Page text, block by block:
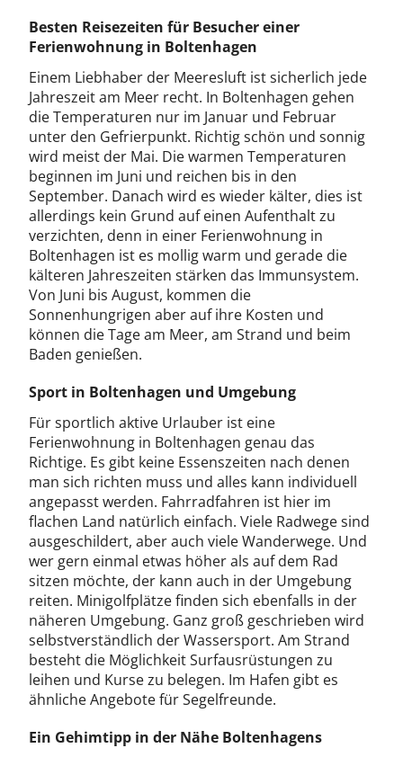
Besten Reisezeiten für Besucher einer
Ferienwohnung in Boltenhagen
Einem Liebhaber der Meeresluft ist sicherlich jede
Jahreszeit am Meer recht. In Boltenhagen gehen
die Temperaturen nur im Januar und Februar
unter den Gefrierpunkt. Richtig schön und sonnig
wird meist der Mai. Die warmen Temperaturen
beginnen im Juni und reichen bis in den
September. Danach wird es wieder kälter, dies ist
allerdings kein Grund auf einen Aufenthalt zu
verzichten, denn in einer Ferienwohnung in
Boltenhagen ist es mollig warm und gerade die
kälteren Jahreszeiten stärken das Immunsystem.
Von Juni bis August, kommen die
Sonnenhungrigen aber auf ihre Kosten und
können die Tage am Meer, am Strand und beim
Baden genießen.
Sport in Boltenhagen und Umgebung
Für sportlich aktive Urlauber ist eine
Ferienwohnung in Boltenhagen genau das
Richtige. Es gibt keine Essenszeiten nach denen
man sich richten muss und alles kann individuell
angepasst werden. Fahrradfahren ist hier im
flachen Land natürlich einfach. Viele Radwege sind
ausgeschildert, aber auch viele Wanderwege. Und
wer gern einmal etwas höher als auf dem Rad
sitzen möchte, der kann auch in der Umgebung
reiten. Minigolfplätze finden sich ebenfalls in der
näheren Umgebung. Ganz groß geschrieben wird
selbstverständlich der Wassersport. Am Strand
besteht die Möglichkeit Surfausrüstungen zu
leihen und Kurse zu belegen. Im Hafen gibt es
ähnliche Angebote für Segelfreunde.
Ein Gehimtipp in der Nähe Boltenhagens